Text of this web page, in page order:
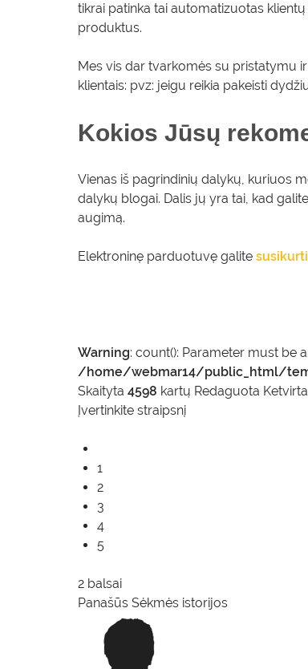
tikrai patinka tai automatizuotas
produktus.
Mes vis dar tvarkomės su pristatymu
klientais: pvz: jeigu reikia pakeisti
Kokios Jūsų
Vienas iš pagrindinių dalykų, kuriuos
dalykų blogai. Dalis jų yra tai, kad
augimą.
Elektroninę parduotuvę galite
Warning: count(): Parameter must be
/home/webmar14/public_html/
Skaityta 4598 kartų Redaguota
Įvertinkite straipsnį
1
2
3
4
5
2 balsai
Panašūs Sėkmės istorijos